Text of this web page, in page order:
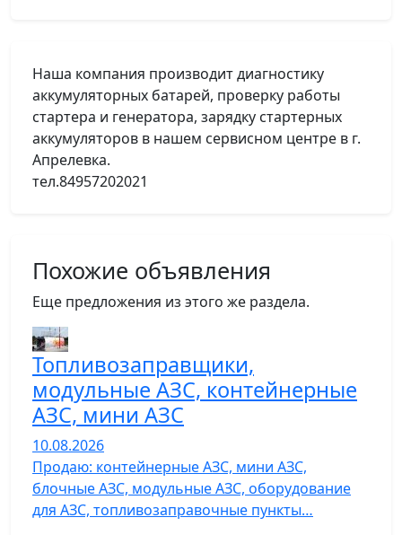
Наша компания производит диагностику
аккумуляторных батарей, проверку работы
стартера и генератора, зарядку стартерных
аккумуляторов в нашем сервисном центре в г.
Апрелевка.
тел.84957202021
Похожие объявления
Еще предложения из этого же раздела.
Топливозаправщики,
модульные АЗС, контейнерные
АЗС, мини АЗС
10.08.2026
Продаю: контейнерные АЗС, мини АЗС,
блочные АЗС, модульные АЗС, оборудование
для АЗС, топливозаправочные пункты…